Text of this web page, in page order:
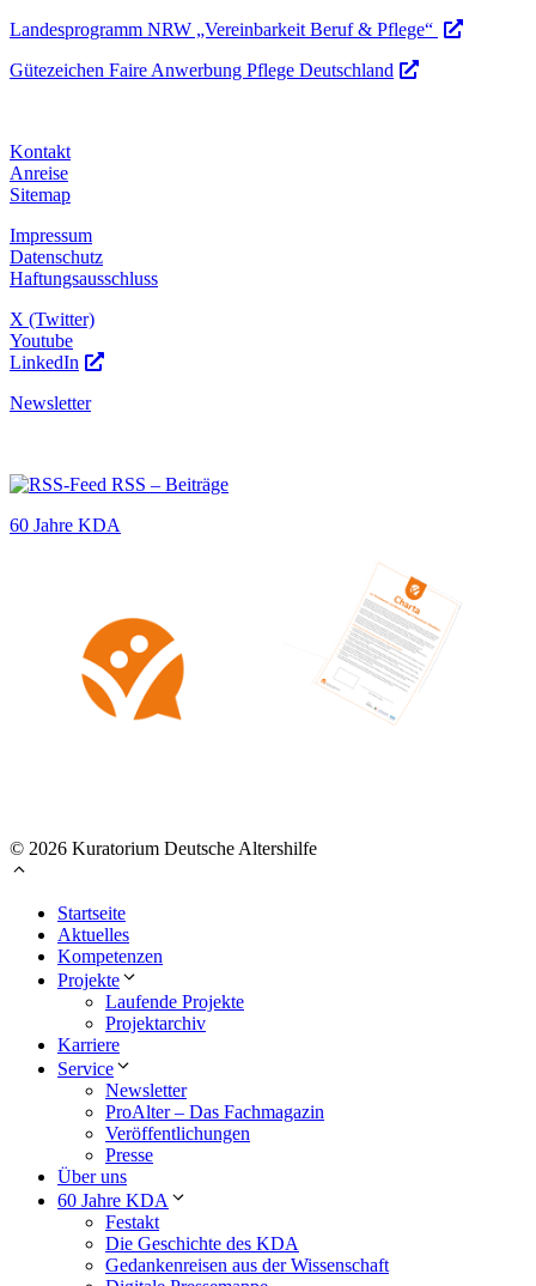
Landesprogramm NRW „Vereinbarkeit Beruf & Pflege“
Gütezeichen Faire Anwerbung Pflege Deutschland
Kontakt
Anreise
Sitemap
Impressum
Datenschutz
Haftungsausschluss
X (Twitter)
Youtube
LinkedIn
Newsletter
RSS – Beiträge
60 Jahre KDA
© 2026 Kuratorium Deutsche Altershilfe
Startseite
Aktuelles
Kompetenzen
Projekte
Laufende Projekte
Projektarchiv
Karriere
Service
Newsletter
ProAlter – Das Fachmagazin
Veröffentlichungen
Presse
Über uns
60 Jahre KDA
Festakt
Die Geschichte des KDA
Gedankenreisen aus der Wissenschaft